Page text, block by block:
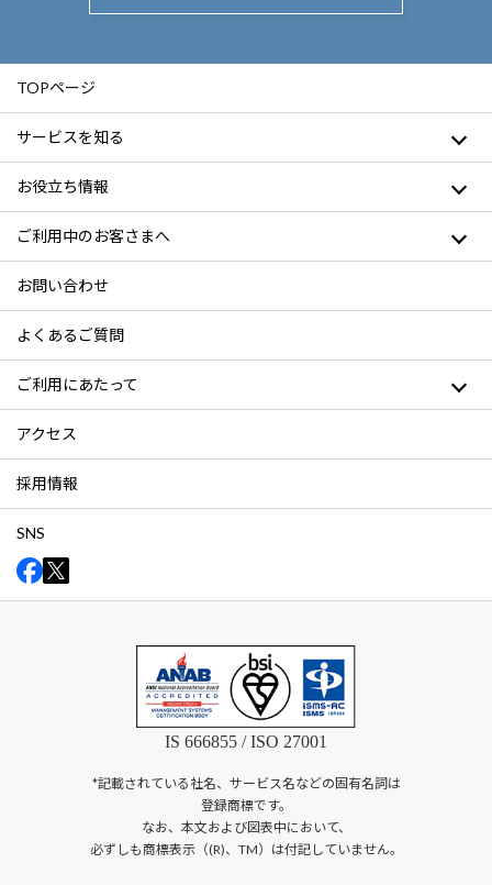
TOPページ
サービスを知る
お役立ち情報
ご利用中のお客さまへ
お問い合わせ
よくあるご質問
ご利用にあたって
アクセス
採用情報
SNS
IS 666855 / ISO 27001
*記載されている社名、サービス名などの固有名詞は
登録商標です。
なお、本文および図表中において、
必ずしも商標表示（(R)、TM）は付記していません。